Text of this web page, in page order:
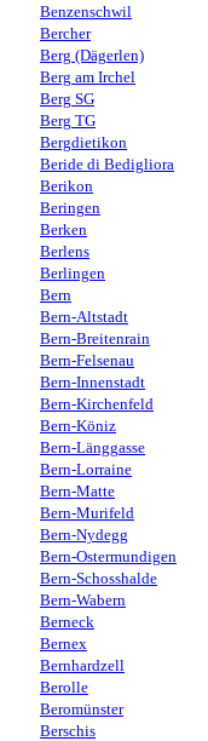
Benzenschwil
Bercher
Berg (Dägerlen)
Berg am Irchel
Berg SG
Berg TG
Bergdietikon
Beride di Bedigliora
Berikon
Beringen
Berken
Berlens
Berlingen
Bern
Bern-Altstadt
Bern-Breitenrain
Bern-Felsenau
Bern-Innenstadt
Bern-Kirchenfeld
Bern-Köniz
Bern-Länggasse
Bern-Lorraine
Bern-Matte
Bern-Murifeld
Bern-Nydegg
Bern-Ostermundigen
Bern-Schosshalde
Bern-Wabern
Berneck
Bernex
Bernhardzell
Berolle
Beromünster
Berschis